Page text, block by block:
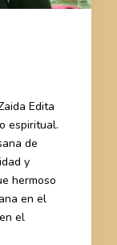
Edita
espiritual.
de
y
hermoso
en el
el